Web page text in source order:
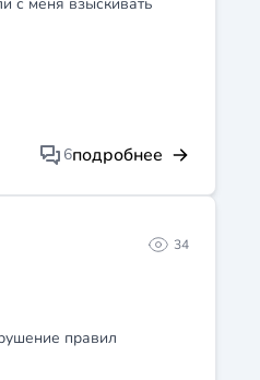
6подробнее
34
правил